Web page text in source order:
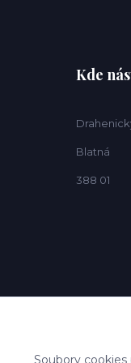
Kde
Blatná
388 01
Soubory